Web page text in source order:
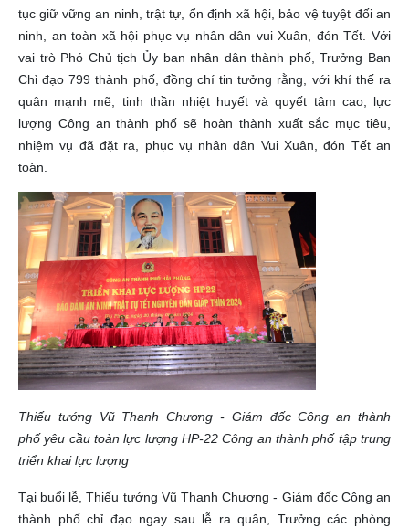
tục giữ vững an ninh, trật tự, ổn định xã hội, bảo vệ tuyệt đối an
ninh, an toàn xã hội phục vụ nhân dân vui Xuân, đón Tết. Với
vai trò Phó Chủ tịch Ủy ban nhân dân thành phố, Trưởng Ban
Chỉ đạo 799 thành phố, đồng chí tin tưởng rằng, với khí thế ra
quân mạnh mẽ, tinh thần nhiệt huyết và quyết tâm cao, lực
lượng Công an thành phố sẽ hoàn thành xuất sắc mục tiêu,
nhiệm vụ đã đặt ra, phục vụ nhân dân Vui Xuân, đón Tết an
toàn.
Thiếu tướng Vũ Thanh Chương - Giám đốc Công an thành
phố yêu cầu toàn lực lượng HP-22 Công an thành phố tập trung
triển khai lực lượng
Tại buổi lễ, Thiếu tướng Vũ Thanh Chương - Giám đốc Công an
thành phố chỉ đạo ngay sau lễ ra quân, Trưởng các phòng